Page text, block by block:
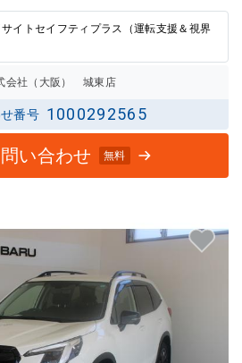
イトセイフティプラス（運転支援＆視界
会社（大阪） 城東店
番号 1000292565
い合わせ 無料